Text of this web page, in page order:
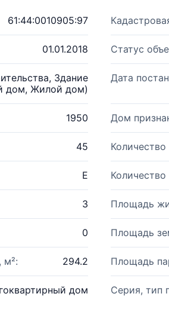
61:44:0010905:97
01.01.2018 Статус
Здание
дом, Жилой дом)
Дата
1950 Дом
45
E
3 Площадь
0 Площадь
м²: 294.2 Площадь
дом Серия, тип